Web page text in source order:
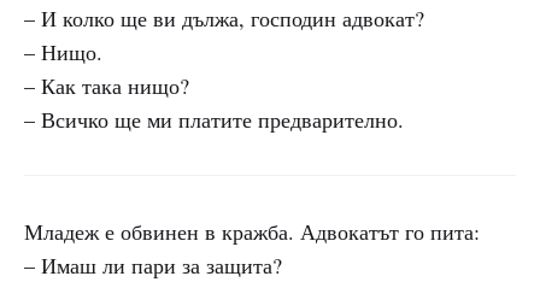
– И колко ще ви дължа, господин адвокат?
– Нищо.
– Как така нищо?
– Всичко ще ми платите предварително.
Младеж е обвинен в кражба. Адвокатът го пита:
– Имаш ли пари за защита?